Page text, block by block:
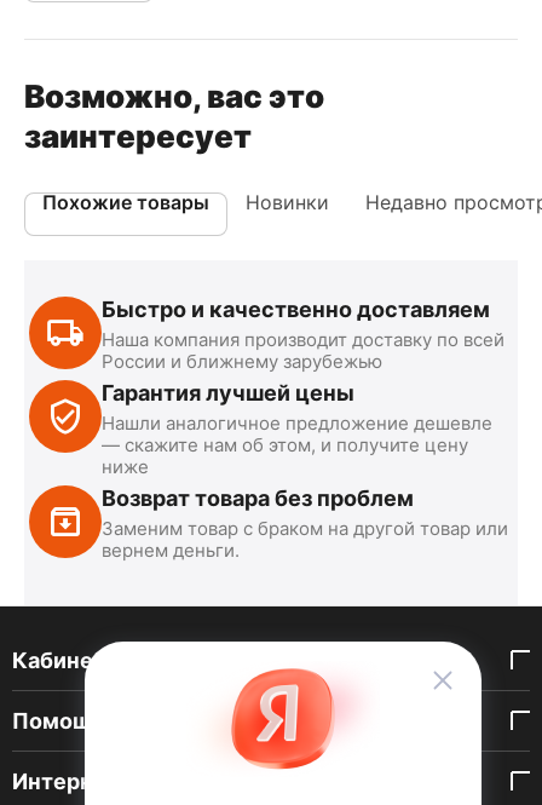
Возможно, вас это
заинтересует
Похожие товары Новинки Недавно
Быстро и качественно доставляем
Наша компания производит доставку по всей
России и ближнему зарубежью
Гарантия лучшей цены
Нашли аналогичное предложение дешевле
— скажите нам об этом, и получите цену
ниже
Возврат товара без проблем
Заменим товар с браком на другой товар или
вернем деньги.
Кабинет покупателя
Помощь покупателю
Интернет-магазин